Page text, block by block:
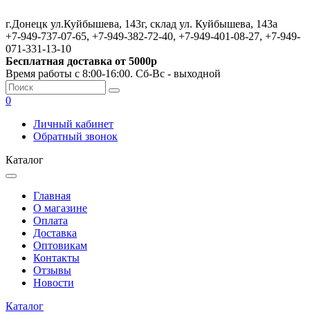
г.Донецк ул.Куйбышева, 143г, склад ул. Куйбышева, 143а
+7-949-737-07-65, +7-949-382-72-40, +7-949-401-08-27, +7-949-
071-331-13-10
Бесплатная доставка от 5000р
Время работы с 8:00-16:00. Сб-Вс - выходной
0
Личный кабинет
Обратный звонок
Каталог
Главная
О магазине
Оплата
Доставка
Оптовикам
Контакты
Отзывы
Новости
Каталог